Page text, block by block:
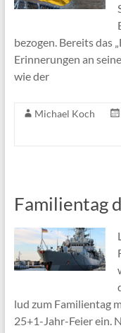
bezogen. Bereits das
Erinnerungen an
wie der
Michael Koch
Familientag
lud zum Familientag
25+1-Jahr-Feier ein.